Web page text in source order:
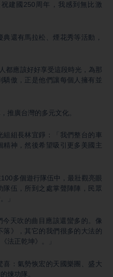
建國250周年，我感到無比激
還有馬拉松、煙花秀等活動，
都應該好好享受這段時光，為那
傲，正是他們讓每個人擁有並
推廣台灣的多元文化。
組組長林宜錚：「我們整台的車
神，然後希望吸引更多美國主
多個遊行隊伍中，最壯觀亮眼
隊伍，所到之處掌聲陣陣，民眾
」
天吹的曲目應該還蠻多的。像
落》，其它的我們很多的大法的
法正乾坤》。」
：氣勢恢宏的天國樂團、盛大
煉功隊。